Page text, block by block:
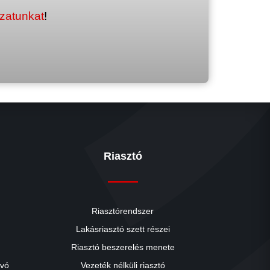
!
Riasztó
Riasztórendszer
Lakásriasztó szett részei
Riasztó beszerelés menete
Vezeték nélküli riasztó